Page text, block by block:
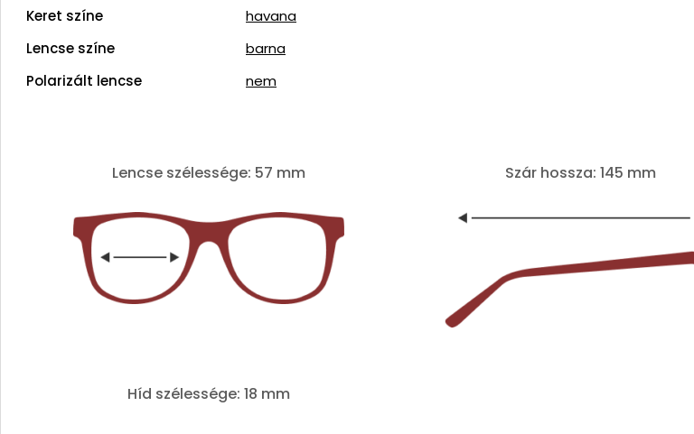
Keret színe
havana
Lencse színe
barna
Polarizált lencse
nem
Lencse szélessége: 57 mm Szár hossza: 145 mm
Híd szélessége: 18 mm